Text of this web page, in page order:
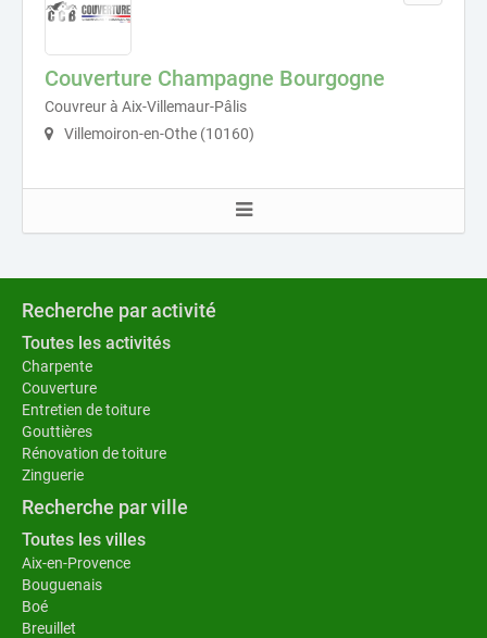
Couverture Champagne Bourgogne
Couvreur à Aix-Villemaur-Pâlis
Villemoiron-en-Othe (10160)
Recherche par activité
Toutes les activités
Charpente
Couverture
Entretien de toiture
Gouttières
Rénovation de toiture
Zinguerie
Recherche par ville
Toutes les villes
Aix-en-Provence
Bouguenais
Boé
Breuillet